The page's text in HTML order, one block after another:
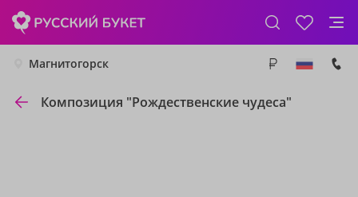
Магнитогорск
Композиция "Рождественские чудеса"